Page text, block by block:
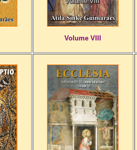
Volume VIII